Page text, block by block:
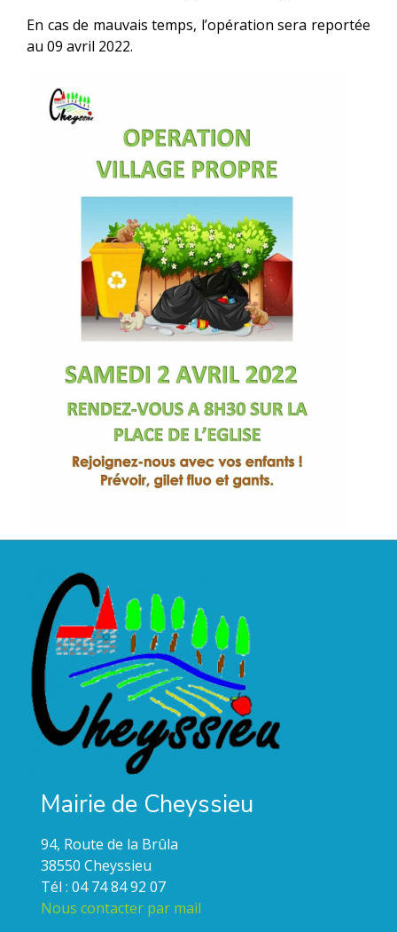
En cas de mauvais temps, l’opération sera reportée
au 09 avril 2022.
Mairie de Cheyssieu
94, Route de la Brûla
38550 Cheyssieu
Tél : 04 74 84 92 07
Nous contacter par mail